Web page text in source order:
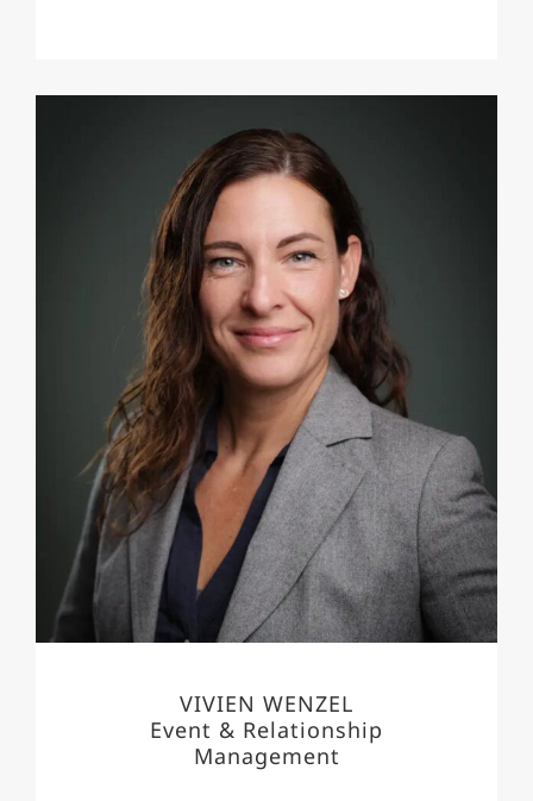
VIVIEN WENZEL
Event & Relationship
Management